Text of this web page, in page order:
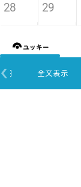
ユッキー
全文表示
日
2026年 10月
月 火
28 29